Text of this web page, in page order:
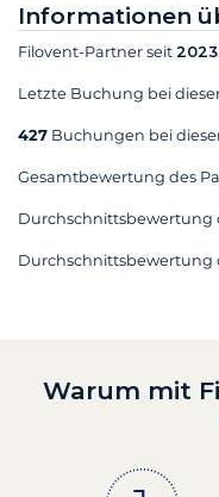
Informationen
Filovent-Partner seit 2023
Letzte Buchung bei
427 Buchungen bei
Gesamtbewertung des
Durchschnittsbewertung
Durchschnittsbewertung
Warum mit